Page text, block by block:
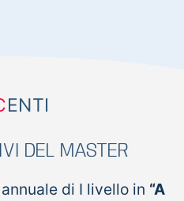
ENTI
DEL MASTER
di I livello in “A